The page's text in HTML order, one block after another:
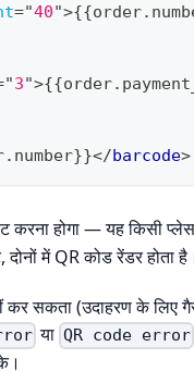
="40">
"3">
</barcode>
करना होगा — यह किसी
में QR कोड रेंडर होता है।
कर सकता (उदाहरण के लिए
या QR code error